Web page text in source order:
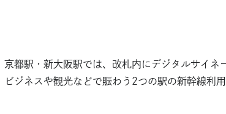
Sign Board
サインボード
京都駅・新大阪駅では、改札内にデジタルサイネ
ビジネスや観光などで賑わう2つの駅の新幹線利